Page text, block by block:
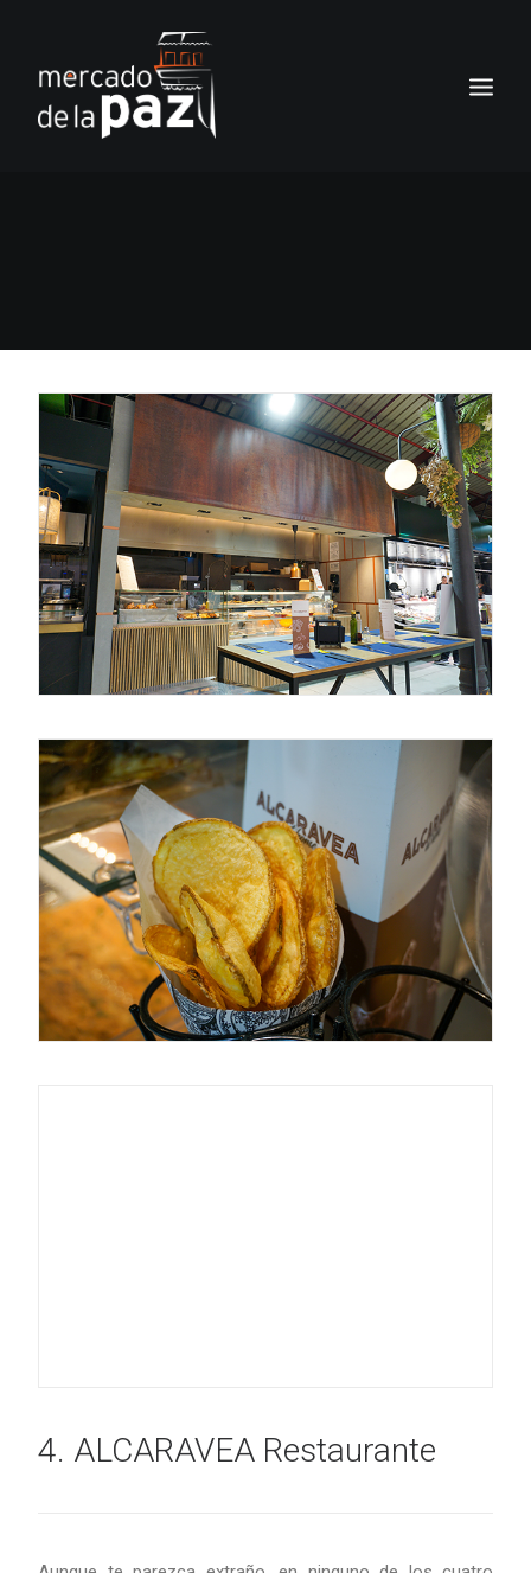
TIENDA
CONTACTO
4. ALCARAVEA Restaurante